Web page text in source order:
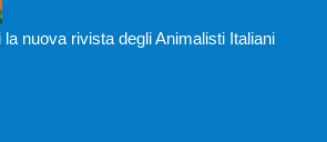
nuova rivista degli Animalisti Italiani